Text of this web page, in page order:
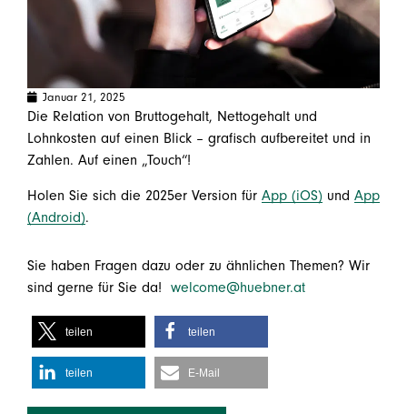
Januar 21, 2025
Die Relation von Bruttogehalt, Nettogehalt und
Lohnkosten auf einen Blick – grafisch aufbereitet und in
Zahlen. Auf einen „Touch“!
Holen Sie sich die 2025er Version für App (iOS) und App
(Android).
Sie haben Fragen dazu oder zu ähnlichen Themen? Wir
sind gerne für Sie da! welcome@huebner.at
teilen teilen
teilen E-Mail